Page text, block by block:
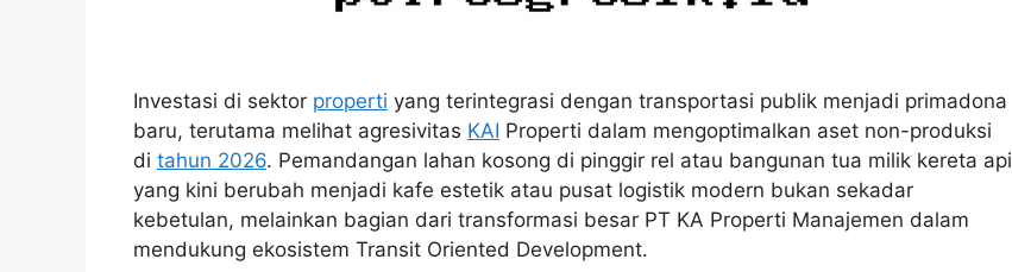
Investasi di sektor properti yang terintegrasi dengan transportasi publik menjadi primadona
baru, terutama melihat agresivitas KAI Properti dalam mengoptimalkan aset non-produksi
di tahun 2026. Pemandangan lahan kosong di pinggir rel atau bangunan tua milik kereta api
yang kini berubah menjadi kafe estetik atau pusat logistik modern bukan sekadar
kebetulan, melainkan bagian dari transformasi besar PT KA Properti Manajemen dalam
mendukung ekosistem Transit Oriented Development.